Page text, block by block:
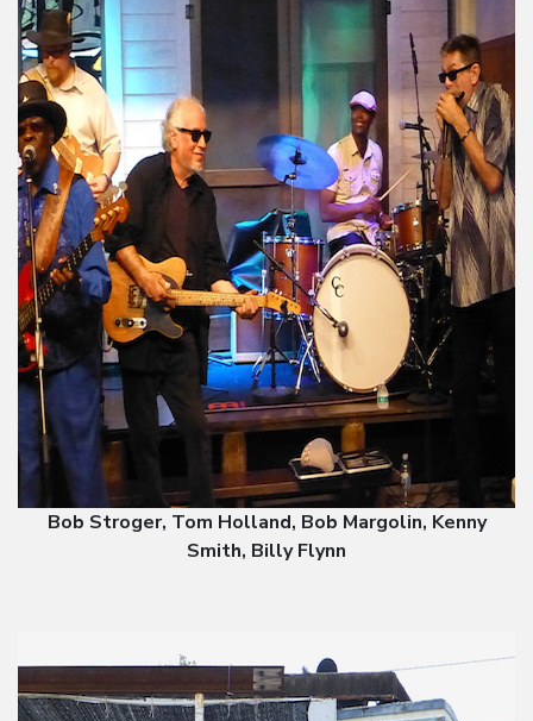
Bob Stroger, Tom Holland, Bob Margolin, Kenny
Smith, Billy Flynn